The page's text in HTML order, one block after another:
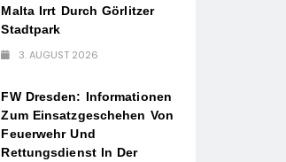
Malta Irrt Durch Görlitzer
Stadtpark
3. AUGUST 2026
FW Dresden: Informationen
Zum Einsatzgeschehen Von
Feuerwehr Und
Rettungsdienst In Der